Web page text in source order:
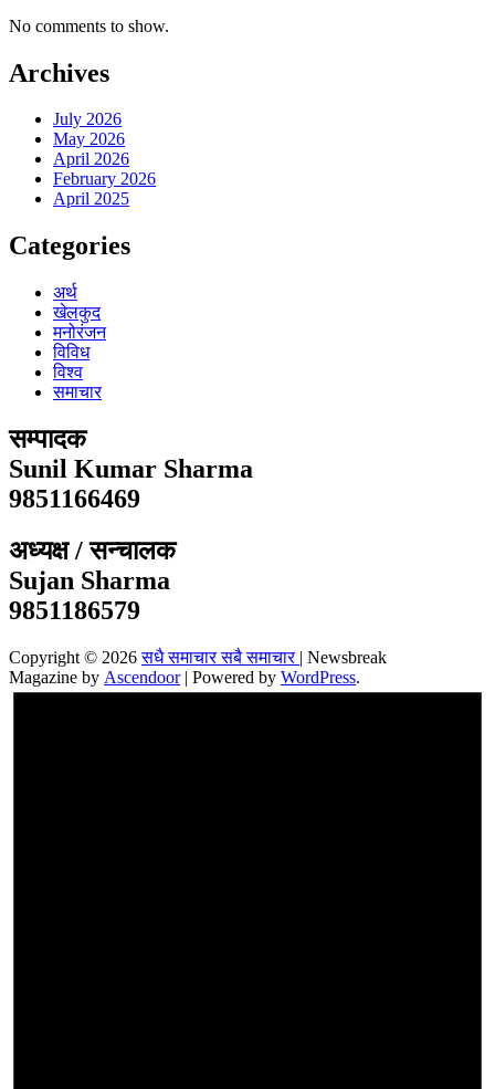
No comments to show.
Archives
July 2026
May 2026
April 2026
February 2026
April 2025
Categories
अर्थ
खेलकुद
मनोरंजन
विविध
विश्व
समाचार
सम्पादक
Sunil Kumar Sharma
9851166469
अध्यक्ष / सन्चालक
Sujan Sharma
9851186579
Copyright © 2026सधै समाचार सबै समाचार | Newsbreak
Magazine by Ascendoor| Powered by WordPress.